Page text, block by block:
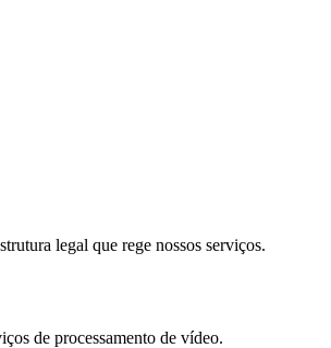
legal que rege nossos serviços.
de processamento de vídeo.